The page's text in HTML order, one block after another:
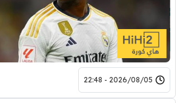
2026/08/05 - 22:48